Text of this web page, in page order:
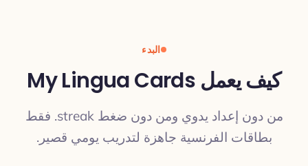
البدء
كيف يعمل My Lingua Cards
من دون إعداد يدوي ومن دون ضغط streak. فقط
بطاقات الفرنسية جاهزة لتدريب يومي قصير.